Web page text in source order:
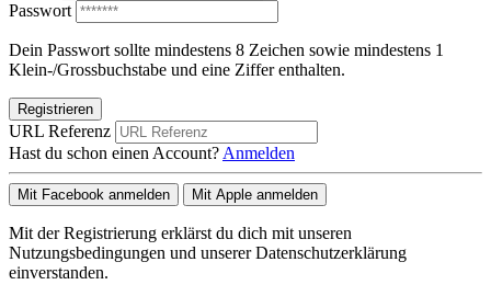
Passwort
Dein Passwort sollte mindestens 8 Zeichen sowie mindestens 1
Klein-/Grossbuchstabe und eine Ziffer enthalten.
Registrieren
URL Referenz
Hast du schon einen Account? Anmelden
Mit Facebook anmelden Mit Apple anmelden
Mit der Registrierung erklärst du dich mit unseren
Nutzungsbedingungen und unserer Datenschutzerklärung
einverstanden.